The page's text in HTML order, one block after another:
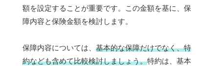
額を設定することが重要です。この金額を基に、保
障内容と保険金額を検討します。
保障内容については、 基本的な保障だけでなく、特
約なども含めて比較検討しましょう。特約は、基本